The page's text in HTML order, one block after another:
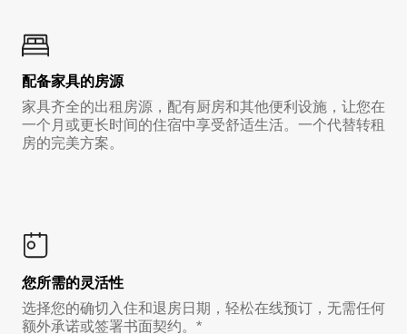
配备家具的房源
家具齐全的出租房源，配有厨房和其他便利设施，让您在
一个月或更长时间的住宿中享受舒适生活。一个代替转租
房的完美方案。
您所需的灵活性
选择您的确切入住和退房日期，轻松在线预订，无需任何
额外承诺或签署书面契约。*